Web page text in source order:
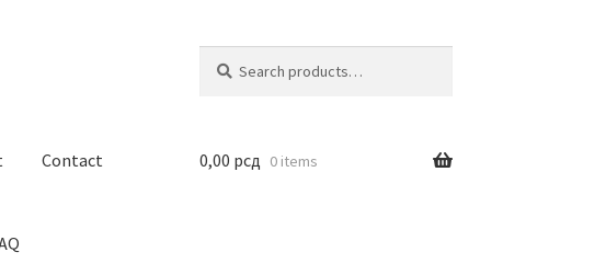
for:
Contact 0,00 рсд 0 items